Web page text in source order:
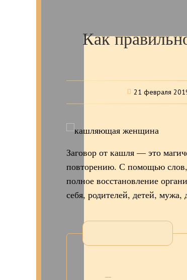
Как
21 февраля
Заговор от кашля — это
повторению. С помощью слов,
полное восстановление
себя, родителей, детей, мужа,